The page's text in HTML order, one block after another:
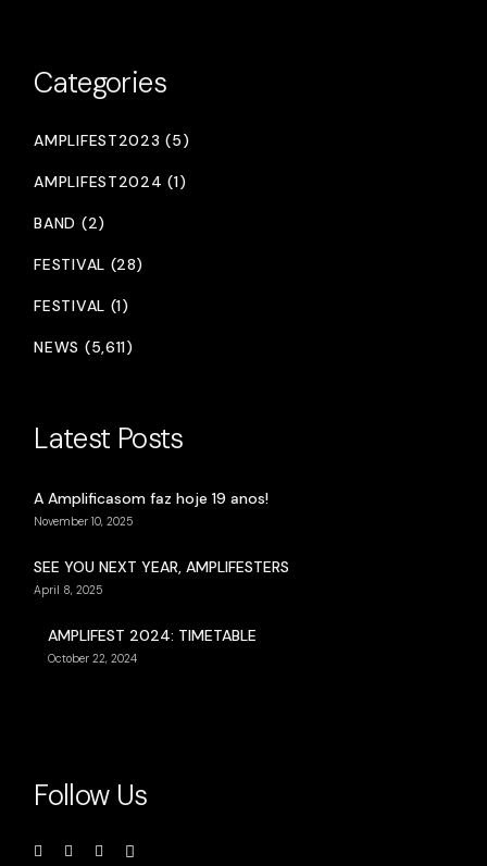
Categories
AMPLIFEST2023 (5)
AMPLIFEST2024 (1)
BAND (2)
FESTIVAL (28)
FESTIVAL (1)
NEWS (5,611)
Latest Posts
A Amplificasom faz hoje 19 anos!
November 10, 2025
SEE YOU NEXT YEAR, AMPLIFESTERS
April 8, 2025
AMPLIFEST 2024: TIMETABLE
October 22, 2024
Follow Us